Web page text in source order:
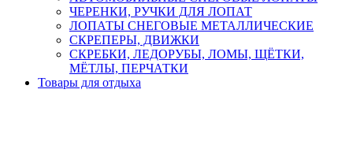
ЧЕРЕНКИ, РУЧКИ ДЛЯ ЛОПАТ
ЛОПАТЫ СНЕГОВЫЕ МЕТАЛЛИЧЕСКИЕ
СКРЕПЕРЫ, ДВИЖКИ
СКРЕБКИ, ЛЕДОРУБЫ, ЛОМЫ, ЩЁТКИ,
МЁТЛЫ, ПЕРЧАТКИ
Товары для отдыха